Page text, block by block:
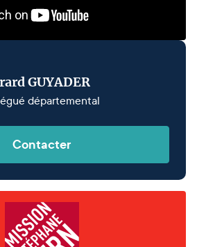
GUYADER
départemental
Contacter